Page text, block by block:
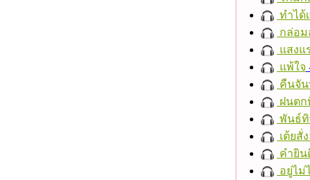
ทำได้
กล่อม
แสงแ
แพ้ใจ
คืนจั
ฝนตก
พันธ์
เต้ยสั่
คำยิน
อยู่ไม่